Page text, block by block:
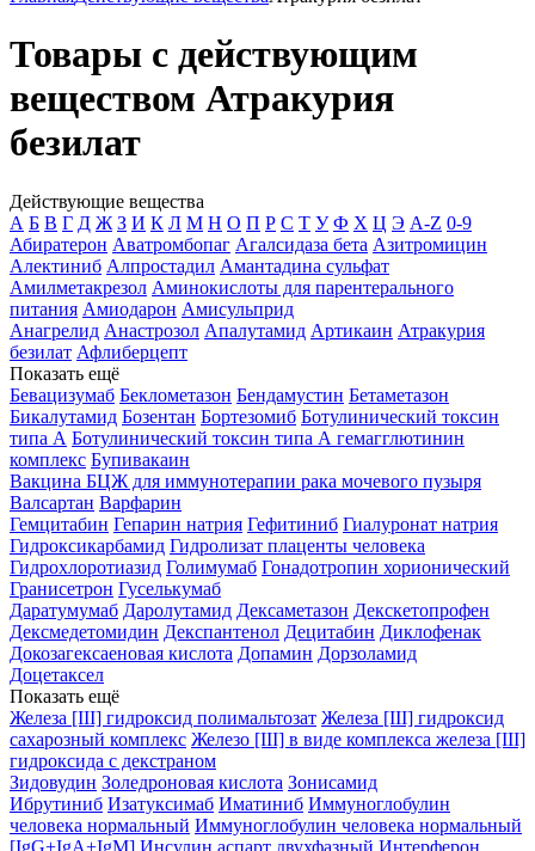
Товары с действующим
веществом Атракурия
безилат
Действующие вещества
А Б В Г Д Ж З И К Л М Н О П Р С Т У Ф Х Ц Э A-Z 0-9
Абиратерон Аватромбопаг Агалсидаза бета Азитромицин
Алектиниб Алпростадил Амантадина сульфат
Амилметакрезол Аминокислоты для парентерального
питания Амиодарон Амисульприд
Анагрелид Анастрозол Апалутамид Артикаин Атракурия
безилат Афлиберцепт
Показать ещё
Бевацизумаб Беклометазон Бендамустин Бетаметазон
Бикалутамид Бозентан Бортезомиб Ботулинический токсин
типа А Ботулинический токсин типа А гемагглютинин
комплекс Бупивакаин
Вакцина БЦЖ для иммунотерапии рака мочевого пузыря
Валсартан Варфарин
Гемцитабин Гепарин натрия Гефитиниб Гиалуронат натрия
Гидроксикарбамид Гидролизат плаценты человека
Гидрохлоротиазид Голимумаб Гонадотропин хорионический
Гранисетрон Гуселькумаб
Даратумумаб Даролутамид Дексаметазон Декскетопрофен
Дексмедетомидин Декспантенол Децитабин Диклофенак
Докозагексаеновая кислота Допамин Дорзоламид
Доцетаксел
Показать ещё
Железа [III] гидроксид полимальтозат Железа [III] гидроксид
сахарозный комплекс Железо [III] в виде комплекса железа [III]
гидроксида с декстраном
Зидовудин Золедроновая кислота Зонисамид
Ибрутиниб Изатуксимаб Иматиниб Иммуноглобулин
человека нормальный Иммуноглобулин человека нормальный
[IgG+IgA+IgM] Инсулин аспарт двухфазный Интерферон